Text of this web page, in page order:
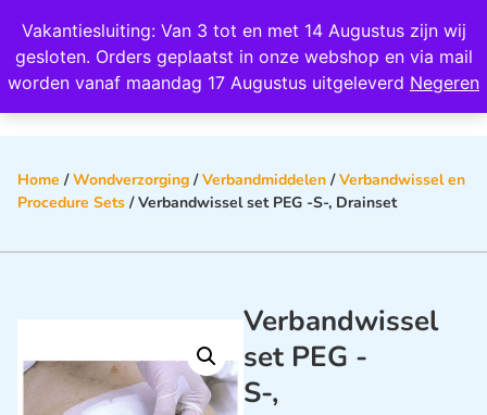
Vakantiesluiting: Van 3 tot en met 14 Augustus zijn wij
gesloten. Orders geplaatst in onze webshop en via mail
worden vanaf maandag 17 Augustus uitgeleverd Negeren
Wij scoren een 4,8 op Google
Home /Wondverzorging /Verbandmiddelen /Verbandwissel en
Procedure Sets / Verbandwissel set PEG -S-, Drainset
Verbandwissel
set PEG -
S-,